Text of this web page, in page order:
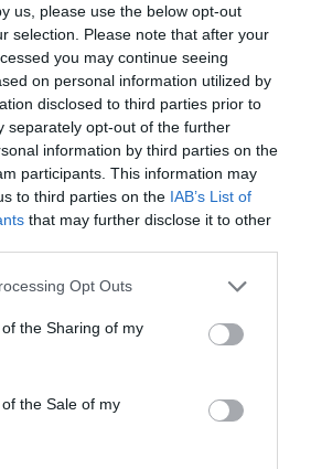
us, please use the below opt-out
selection. Please note that after your
you may continue seeing
on personal information utilized by
disclosed to third parties prior to
separately opt-out of the further
information by third parties on the
participants. This information may
to third parties on the IAB’s List of
that may further disclose it to other
app uses one or more Google
or usage behaviour. You may click to
to Google and its third-party tags to
specified purposes in below Google
Opt Outs
the Sharing of my
the Sale of my
για βιασμό μέσα σε 20
τον πρόεδρο της ΠΟΕΔΗΝ,
προσέλευση στα Επείγοντα του
ξεπερν...